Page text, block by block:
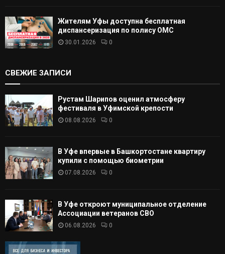
Жителям Уфы доступна бесплатная
диспансеризация по полису ОМС
30.01.2026 0
СВЕЖИЕ ЗАПИСИ
Рустам Шарипов оценил атмосферу
фестиваля в Уфимской крепости
08.08.2026 0
В Уфе впервые в Башкортостане квартиру
купили с помощью биометрии
07.08.2026 0
В Уфе откроют муниципальное отделение
Ассоциации ветеранов СВО
06.08.2026 0